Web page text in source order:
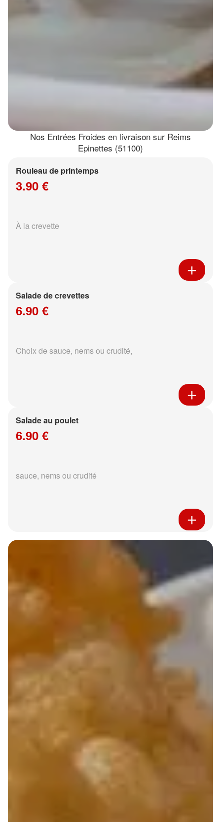
Nos Entrées Froides en livraison sur Reims
Epinettes (51100)
Rouleau de printemps
3.90 €
À la crevette
Salade de crevettes
6.90 €
Choix de sauce, nems ou crudité,
Salade au poulet
6.90 €
sauce, nems ou crudité